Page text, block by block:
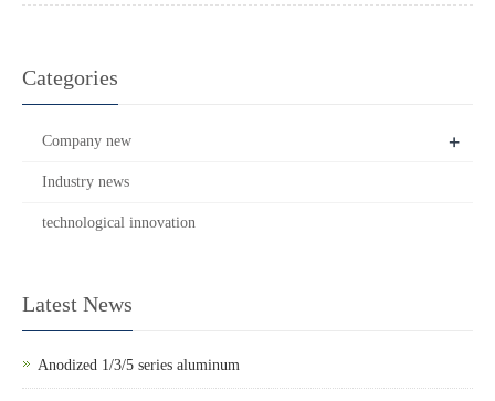
Categories
Company new +
Industry news
technological innovation
Latest News
Anodized 1/3/5 series aluminum